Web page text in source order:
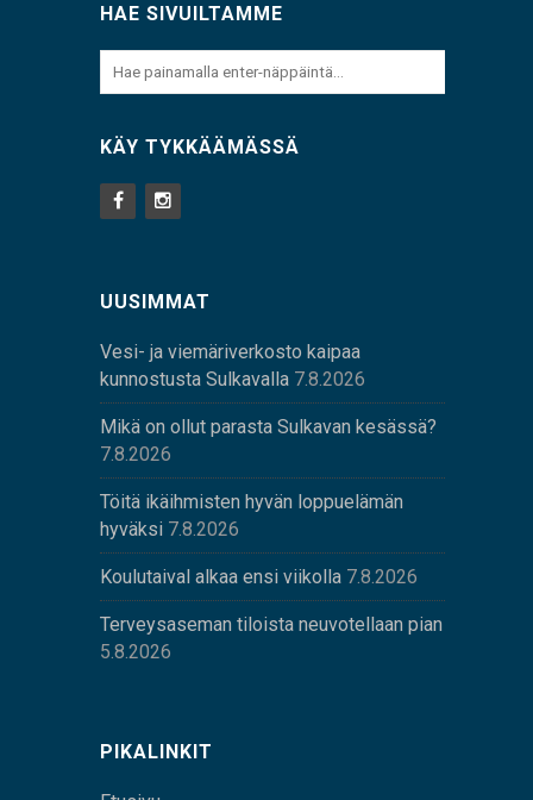
HAE SIVUILTAMME
KÄY TYKKÄÄMÄSSÄ
UUSIMMAT
Vesi- ja viemäriverkosto kaipaa
kunnostusta Sulkavalla 7.8.2026
Mikä on ollut parasta Sulkavan kesässä?
7.8.2026
Töitä ikäihmisten hyvän loppuelämän
hyväksi 7.8.2026
Koulutaival alkaa ensi viikolla 7.8.2026
Terveysaseman tiloista neuvotellaan pian
5.8.2026
PIKALINKIT